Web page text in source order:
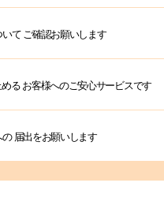
いてご確認お願いします
るお客様へのご安心サービスです
の届出をお願いします